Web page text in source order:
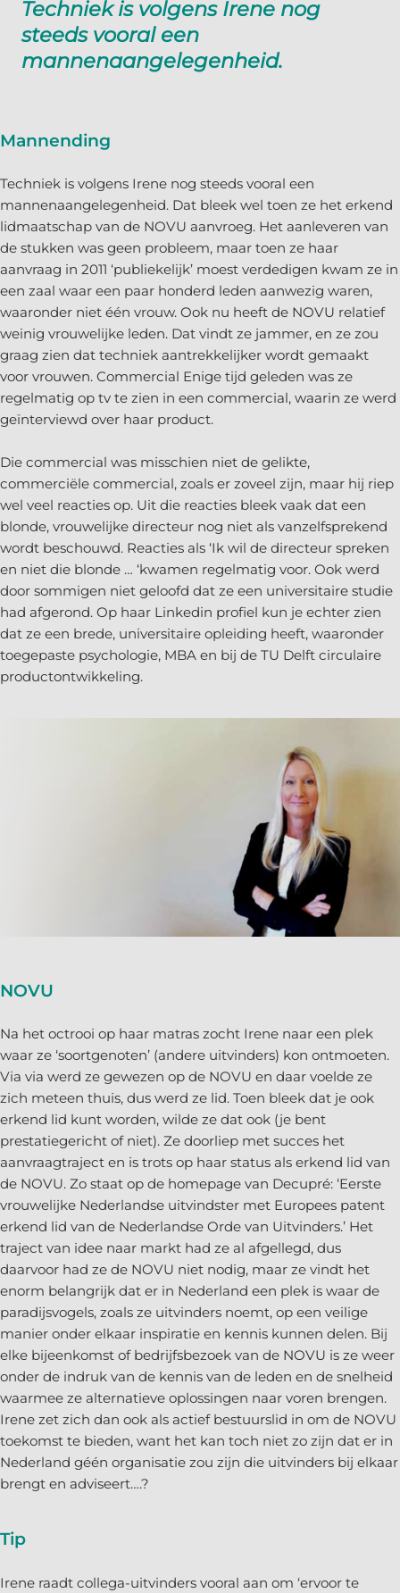
Techniek is volgens Irene nog
steeds vooral een
mannenaangelegenheid.
Mannending
Techniek is volgens Irene nog steeds vooral een
mannenaangelegenheid. Dat bleek wel toen ze het erkend
lidmaatschap van de NOVU aanvroeg. Het aanleveren van
de stukken was geen probleem, maar toen ze haar
aanvraag in 2011 ‘publiekelijk’ moest verdedigen kwam ze in
een zaal waar een paar honderd leden aanwezig waren,
waaronder niet één vrouw. Ook nu heeft de NOVU relatief
weinig vrouwelijke leden. Dat vindt ze jammer, en ze zou
graag zien dat techniek aantrekkelijker wordt gemaakt
voor vrouwen. Commercial Enige tijd geleden was ze
regelmatig op tv te zien in een commercial, waarin ze werd
geïnterviewd over haar product.
Die commercial was misschien niet de gelikte,
commerciële commercial, zoals er zoveel zijn, maar hij riep
wel veel reacties op. Uit die reacties bleek vaak dat een
blonde, vrouwelijke directeur nog niet als vanzelfsprekend
wordt beschouwd. Reacties als ‘Ik wil de directeur spreken
en niet die blonde … ‘kwamen regelmatig voor. Ook werd
door sommigen niet geloofd dat ze een universitaire studie
had afgerond. Op haar Linkedin profiel kun je echter zien
dat ze een brede, universitaire opleiding heeft, waaronder
toegepaste psychologie, MBA en bij de TU Delft circulaire
productontwikkeling.
NOVU
Na het octrooi op haar matras zocht Irene naar een plek
waar ze ‘soortgenoten’ (andere uitvinders) kon ontmoeten.
Via via werd ze gewezen op de NOVU en daar voelde ze
zich meteen thuis, dus werd ze lid. Toen bleek dat je ook
erkend lid kunt worden, wilde ze dat ook (je bent
prestatiegericht of niet). Ze doorliep met succes het
aanvraagtraject en is trots op haar status als erkend lid van
de NOVU. Zo staat op de homepage van Decupré: ‘Eerste
vrouwelijke Nederlandse uitvindster met Europees patent
erkend lid van de Nederlandse Orde van Uitvinders.’ Het
traject van idee naar markt had ze al afgellegd, dus
daarvoor had ze de NOVU niet nodig, maar ze vindt het
enorm belangrijk dat er in Nederland een plek is waar de
paradijsvogels, zoals ze uitvinders noemt, op een veilige
manier onder elkaar inspiratie en kennis kunnen delen. Bij
elke bijeenkomst of bedrijfsbezoek van de NOVU is ze weer
onder de indruk van de kennis van de leden en de snelheid
waarmee ze alternatieve oplossingen naar voren brengen.
Irene zet zich dan ook als actief bestuurslid in om de NOVU
toekomst te bieden, want het kan toch niet zo zijn dat er in
Nederland géén organisatie zou zijn die uitvinders bij elkaar
brengt en adviseert….?
Tip
Irene raadt collega-uitvinders vooral aan om ‘ervoor te